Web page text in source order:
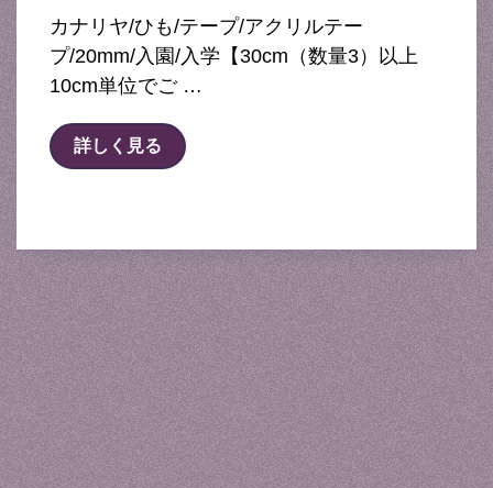
カナリヤ/ひも/テープ/アクリルテー
プ/20mm/入園/入学【30cm（数量3）以上
10cm単位でご …
詳しく見る